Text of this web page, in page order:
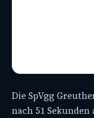
Die SpVgg
nach 51